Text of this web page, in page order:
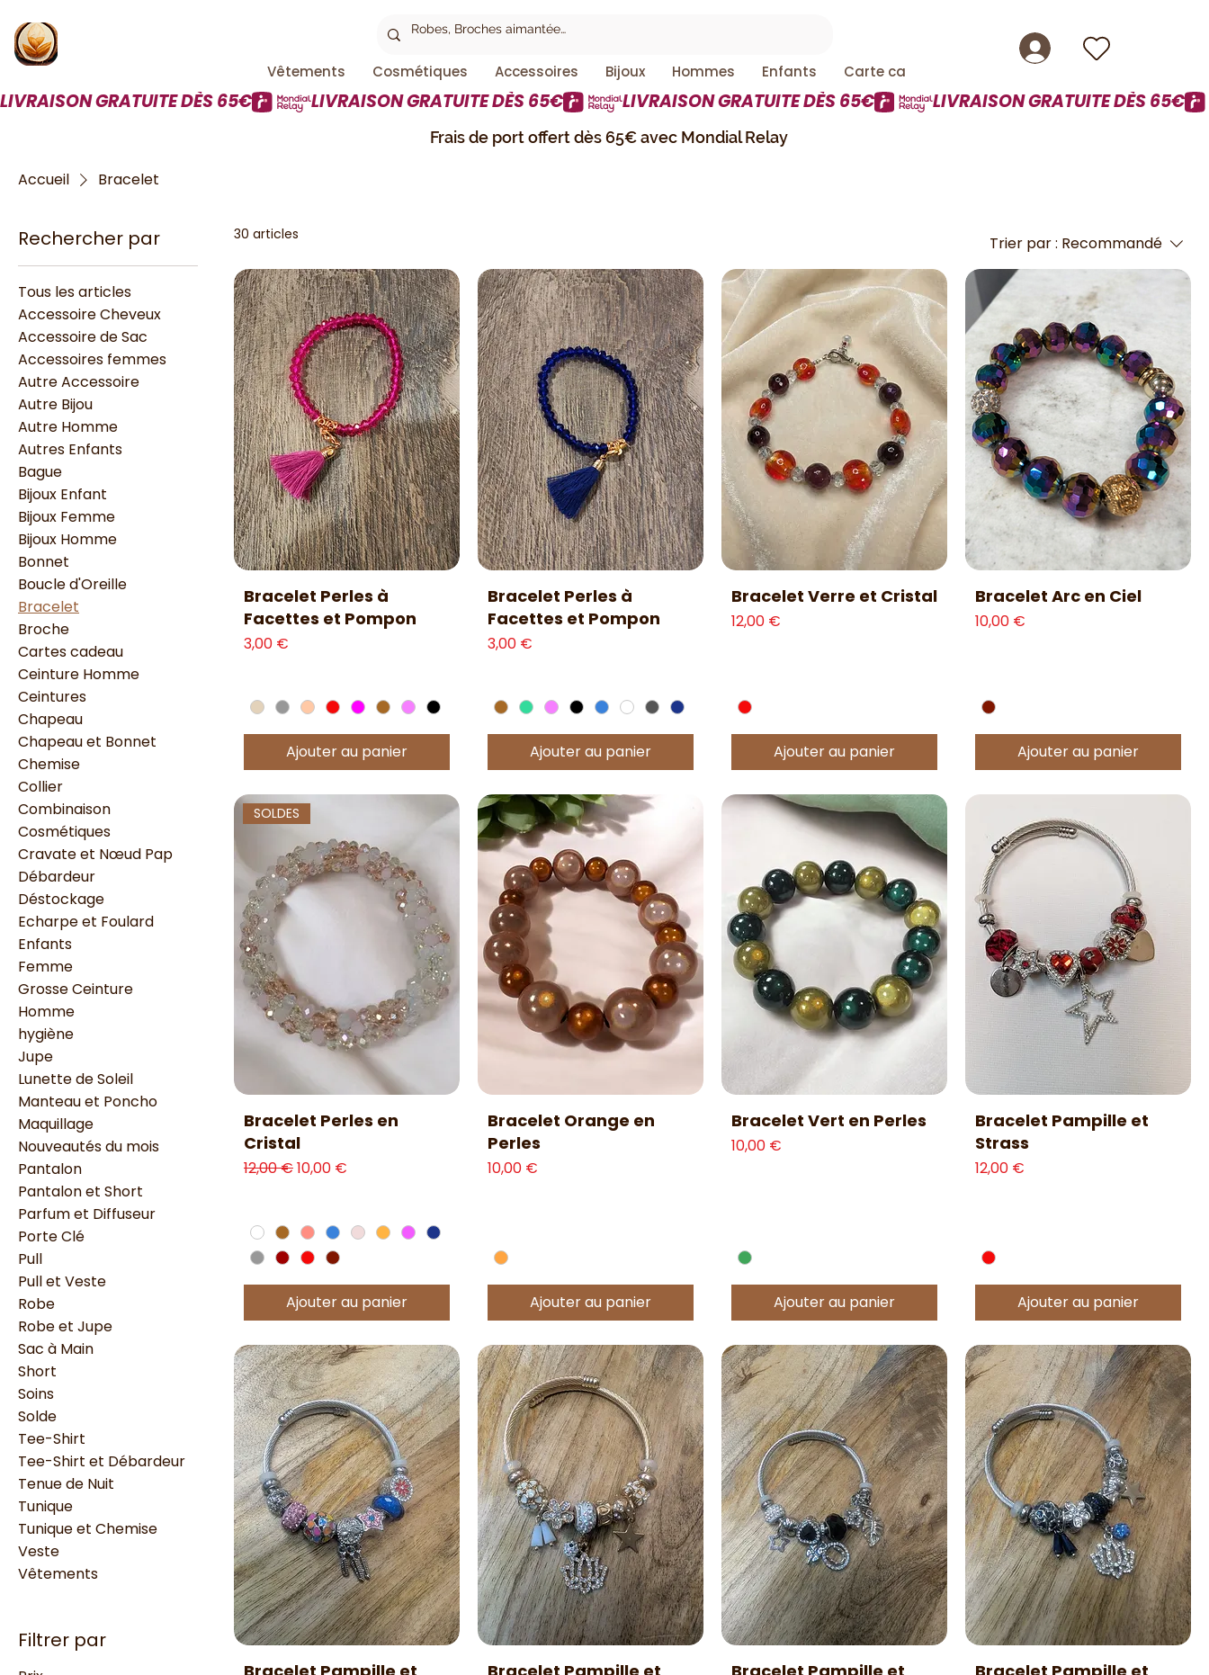
Vêtements Cosmétiques Accessoires Bijoux Hommes Enfants Carte cadeau
LIVRAISON GRATUITE DÈS 65€
Frais de port offert dès 65€ avec Mondial Relay
Accueil Bracelet
Rechercher par
Tous les articles
Accessoire Cheveux
Accessoire de Sac
Accessoires femmes
Autre Accessoire
Autre Bijou
Autre Homme
Autres Enfants
Bague
Bijoux Enfant
Bijoux Femme
Bijoux Homme
Bonnet
Boucle d'Oreille
Bracelet
Broche
Cartes cadeau
Ceinture Homme
Ceintures
Chapeau
Chapeau et Bonnet
Chemise
Collier
Combinaison
Cosmétiques
Cravate et Nœud Pap
Débardeur
Déstockage
Echarpe et Foulard
Enfants
Femme
Grosse Ceinture
Homme
hygiène
Jupe
Lunette de Soleil
Manteau et Poncho
Maquillage
Nouveautés du mois
Pantalon
Pantalon et Short
Parfum et Diffuseur
Porte Clé
Pull
Pull et Veste
Robe
Robe et Jupe
Sac à Main
Short
Soins
Solde
Tee-Shirt
Tee-Shirt et Débardeur
Tenue de Nuit
Tunique
Tunique et Chemise
Veste
Vêtements
Filtrer par
30 articles Trier par : Recommandé
Aperçu rapide
Bracelet Perles à
Facettes et Pompon
Prix
3,00 €
Ajouter au panier
Aperçu rapide
Bracelet Perles à
Facettes et Pompon
Prix
3,00 €
Ajouter au panier
Aperçu rapide
Bracelet Verre et Cristal
Prix
12,00 €
Ajouter au panier
Aperçu rapide
Bracelet Arc en Ciel
Prix
10,00 €
Ajouter au panier
Aperçu rapide
SOLDES
Bracelet Perles en
Cristal
Prix original
12,00 €Prix promotionnel
10,00 €
Ajouter au panier
Aperçu rapide
Bracelet Orange en
Perles
Prix
10,00 €
Ajouter au panier
Aperçu rapide
Bracelet Vert en Perles
Prix
10,00 €
Ajouter au panier
Aperçu rapide
Bracelet Pampille et
Strass
Prix
12,00 €
Ajouter au panier
Aperçu rapide Aperçu rapide Aperçu rapide Aperçu rapide